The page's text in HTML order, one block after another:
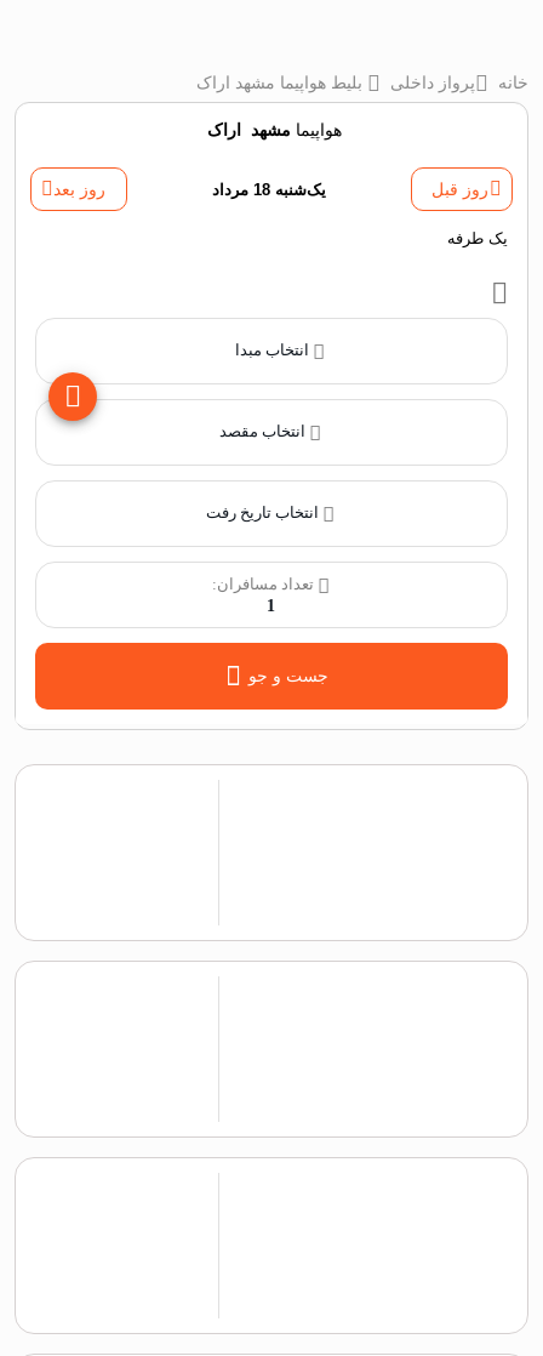
خانه پرواز داخلی بلیط هواپیما مشهد اراک
هواپیما مشهد اراک
روز قبل یک‌شنبه 18 مرداد روز بعد
یک طرفه
انتخاب مبدا
انتخاب مقصد
تعداد مسافران:
1
جست و جو